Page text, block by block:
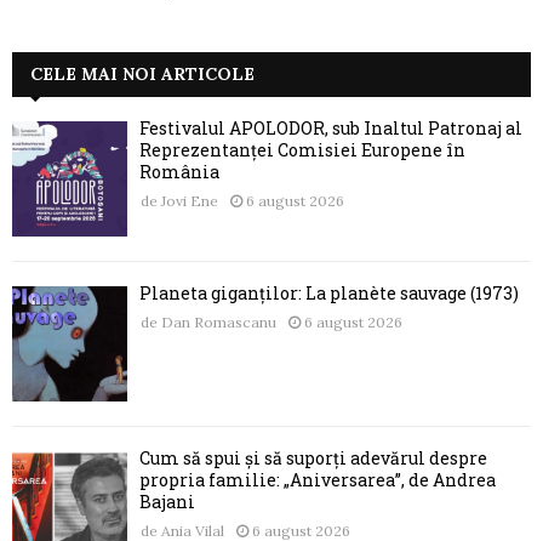
CELE MAI NOI ARTICOLE
Festivalul APOLODOR, sub Înaltul Patronaj al
Reprezentanței Comisiei Europene în
România
de Jovi Ene 6 august 2026
Planeta giganților: La planète sauvage (1973)
de Dan Romascanu 6 august 2026
Cum să spui și să suporți adevărul despre
propria familie: „Aniversarea”, de Andrea
Bajani
de Ania Vilal 6 august 2026